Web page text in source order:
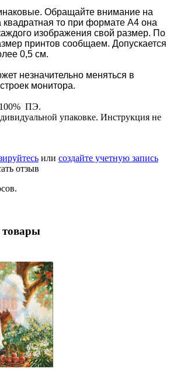
Обращайте внимание на
квадратная то при формате А4 она
изображения свой размер. По
принтов сообщаем. Допускается
0,5 см.
незначительно меняться в
монитора.
100% ПЭ.
упаковке. Инструкция не
или создайте учетную запись
отзыв
товары